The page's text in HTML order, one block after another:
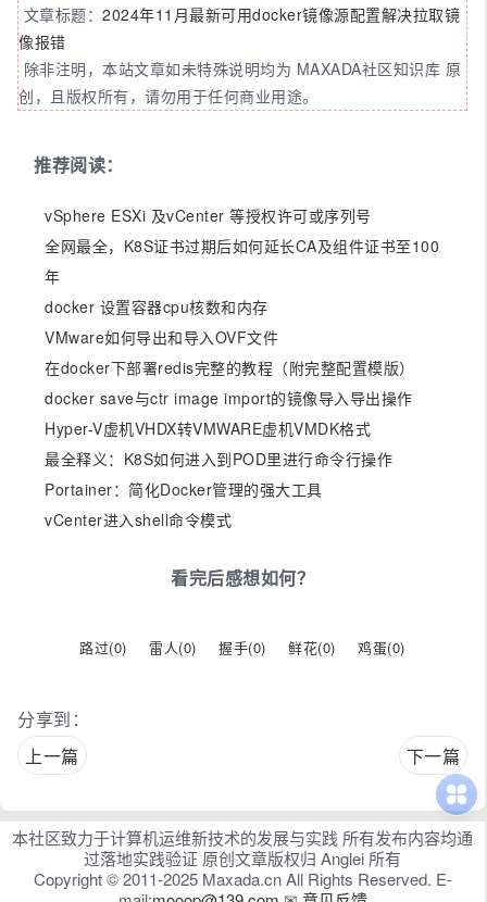
文章标题： 2024年11月最新可用docker镜像源配置解决拉取镜
像报错
除非注明，本站文章如未特殊说明均为 MAXADA社区知识库 原
创，且版权所有，请勿用于任何商业用途。
推荐阅读：
vSphere ESXi 及vCenter 等授权许可或序列号
全网最全，K8S证书过期后如何延长CA及组件证书至100
年
docker 设置容器cpu核数和内存
VMware如何导出和导入OVF文件
在docker下部署redis完整的教程（附完整配置模版）
docker save与ctr image import的镜像导入导出操作
Hyper-V虚机VHDX转VMWARE虚机VMDK格式
最全释义：K8S如何进入到POD里进行命令行操作
Portainer：简化Docker管理的强大工具
vCenter进入shell命令模式
看完后感想如何？
路过(0) 雷人(0) 握手(0) 鲜花(0) 鸡蛋(0)
分享到：
上一篇
下一篇
本社区致力于计算机运维新技术的发展与实践 所有发布内容均通
过落地实践验证 原创文章版权归 Anglei 所有
Copyright © 2011-2025 Maxada.cn All Rights Reserved. E-